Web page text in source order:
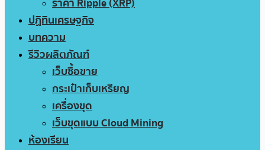
ปฏิทินเศรษฐกิจ
บทความ
รีวิวผลิตภัณฑ์
เว็บซื้อขาย
กระเป๋าเก็บเหรียญ
เครื่องขุด
เว็บขุดแบบ Cloud Mining
ห้องเรียน